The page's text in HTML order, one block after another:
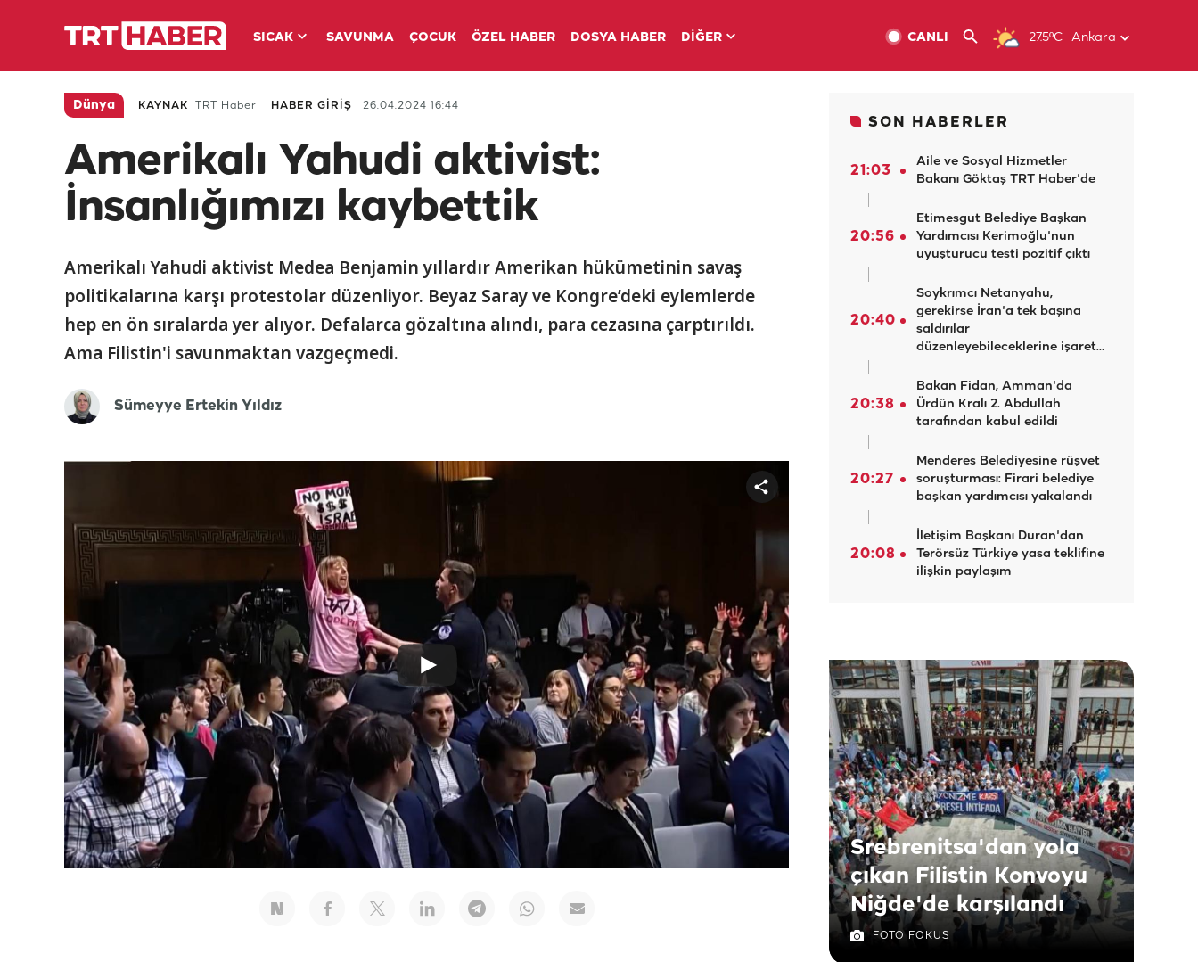
SICAK SAVUNMA ÇOCUK ÖZEL HABER DOSYA HABER DİĞER 27.5ºC Ankara
CANLI
Dünya KAYNAK TRT Haber HABER GİRİŞ 26.04.2024 16:44
Amerikalı Yahudi aktivist:
İnsanlığımızı kaybettik
Amerikalı Yahudi aktivist Medea Benjamin yıllardır Amerikan hükümetinin savaş
politikalarına karşı protestolar düzenliyor. Beyaz Saray ve Kongre’deki eylemlerde
hep en ön sıralarda yer alıyor. Defalarca gözaltına alındı, para cezasına çarptırıldı.
Ama Filistin'i savunmaktan vazgeçmedi.
Sümeyye Ertekin Yıldız
Play
Share
video
SON HABERLER
21:03
Aile ve Sosyal Hizmetler
Bakanı Göktaş TRT Haber'de
20:56
Etimesgut Belediye Başkan
Yardımcısı Kerimoğlu'nun
uyuşturucu testi pozitif çıktı
20:40
Soykrımcı Netanyahu,
gerekirse İran'a tek başına
saldırılar
düzenleyebileceklerine işaret
20:38
Bakan Fidan, Amman'da
Ürdün Kralı 2. Abdullah
tarafından kabul edildi
20:27
Menderes Belediyesine rüşvet
soruşturması: Firari belediye
başkan yardımcısı yakalandı
20:08
İletişim Başkanı Duran'dan
Terörsüz Türkiye yasa teklifine
ilişkin paylaşım
Srebrenitsa'dan yola
çıkan Filistin Konvoyu
Niğde'de karşılandı
FOTO FOKUS